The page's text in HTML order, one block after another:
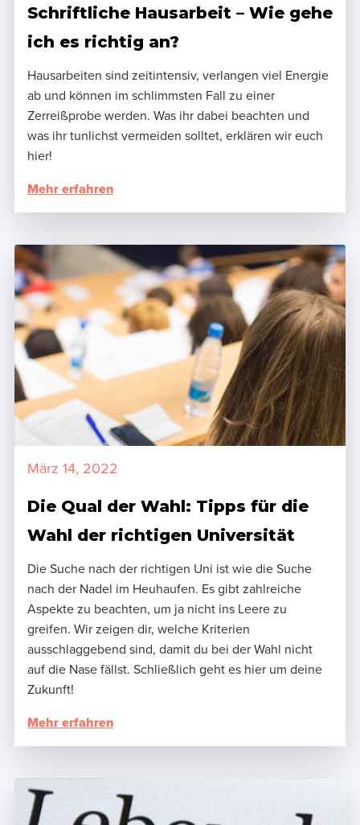
Schriftliche Hausarbeit – Wie gehe
ich es richtig an?
Hausarbeiten sind zeitintensiv, verlangen viel Energie
ab und können im schlimmsten Fall zu einer
Zerreißprobe werden. Was ihr dabei beachten und
was ihr tunlichst vermeiden solltet, erklären wir euch
hier!
Mehr erfahren
März 14, 2022
Die Qual der Wahl: Tipps für die
Wahl der richtigen Universität
Die Suche nach der richtigen Uni ist wie die Suche
nach der Nadel im Heuhaufen. Es gibt zahlreiche
Aspekte zu beachten, um ja nicht ins Leere zu
greifen. Wir zeigen dir, welche Kriterien
ausschlaggebend sind, damit du bei der Wahl nicht
auf die Nase fällst. Schließlich geht es hier um deine
Zukunft!
Mehr erfahren